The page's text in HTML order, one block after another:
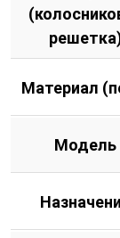
Материал
Модель